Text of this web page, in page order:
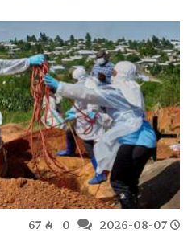
2026-08-07
67